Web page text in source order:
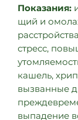
Показания:
щий и
стресс,
кашель,
вызванные
выпадение